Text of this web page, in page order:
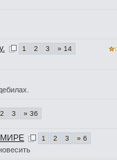
1 2 3 » 14
2 3 » 36
1 2 3 » 6